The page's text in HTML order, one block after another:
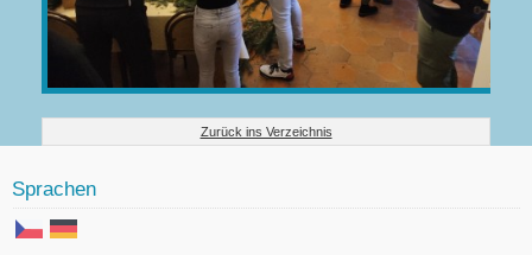
Zurück ins Verzeichnis
Sprachen